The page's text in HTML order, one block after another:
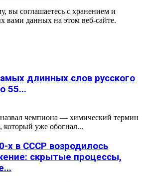
вы соглашаетесь с хранением и
вами данных на этом веб-сайте.
длинных слов русского
55...
чемпиона — химический термин
который уже обогнал...
х в СССР возродилось
скрытые процессы,